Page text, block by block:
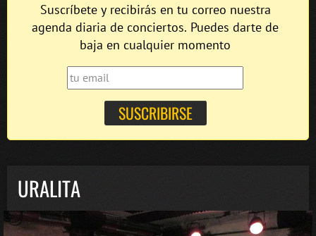
Suscríbete y recibirás en tu correo nuestra
agenda diaria de conciertos. Puedes darte de
baja en cualquier momento
URALITA